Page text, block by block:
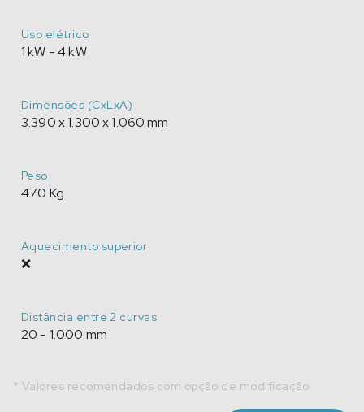
Uso elétrico
1 kW - 4 kW
Dimensões (CxLxA)
3.390 x 1.300 x 1.060 mm
Peso
470 Kg
Aquecimento superior
❌
Distância entre 2 curvas
20 - 1.000 mm
* Valores recomendados com opção de modificação